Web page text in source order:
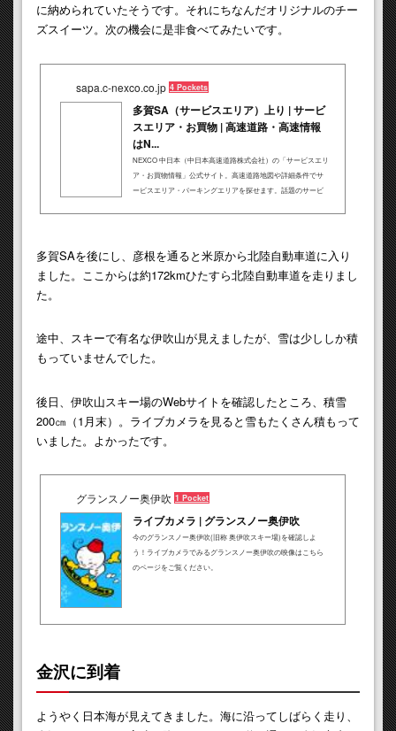
に納められていたそうです。それにちなんだオリジナルのチー
ズスイーツ。次の機会に是非食べてみたいです。
sapa.c-nexco.co.jp 4 Pockets
多賀SA（サービスエリア）上り | サービ
スエリア・お買物 | 高速道路・高速情報
はN...
NEXCO 中日本（中日本高速道路株式会社）の「サービスエリ
ア・お買物情報」公式サイト。高速道路地図や詳細条件でサ
ービスエリア・パーキングエリアを探せます。話題のサービ
多賀SAを後にし、彦根を通ると米原から北陸自動車道に入り
ました。ここからは約172kmひたすら北陸自動車道を走りまし
た。
途中、スキーで有名な伊吹山が見えましたが、雪は少ししか積
もっていませんでした。
後日、伊吹山スキー場のWebサイトを確認したところ、積雪
200㎝（1月末）。ライブカメラを見ると雪もたくさん積もって
いました。よかったです。
グランスノー奥伊吹 1 Pocket
ライブカメラ | グランスノー奥伊吹
今のグランスノー奥伊吹(旧称 奥伊吹スキー場)を確認しよ
う！ライブカメラでみるグランスノー奥伊吹の映像はこちら
のページをご覧ください。
金沢に到着
ようやく日本海が見えてきました。海に沿ってしばらく走り、